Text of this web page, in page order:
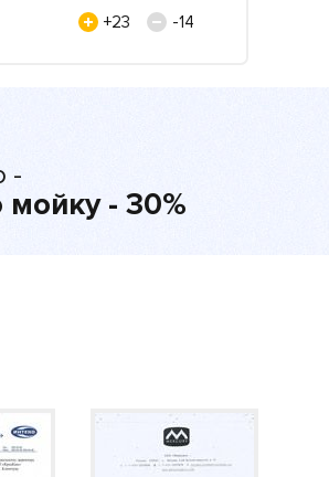
+23
-14
-
- 30%